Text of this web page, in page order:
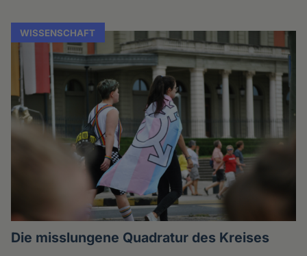
WISSENSCHAFT
Die misslungene Quadratur des Kreises